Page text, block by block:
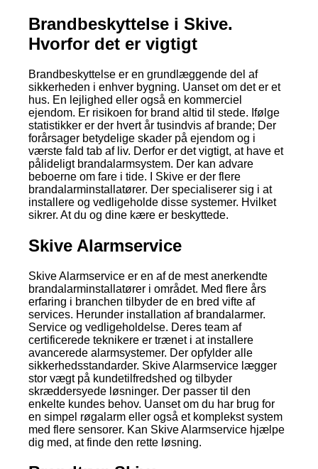
Brandbeskyttelse i Skive.
Hvorfor det er vigtigt
Brandbeskyttelse er en grundlæggende del af
sikkerheden i enhver bygning. Uanset om det er et
hus. En lejlighed eller også en kommerciel
ejendom. Er risikoen for brand altid til stede. Ifølge
statistikker er der hvert år tusindvis af brande; Der
forårsager betydelige skader på ejendom og i
værste fald tab af liv. Derfor er det vigtigt, at have et
pålideligt brandalarmsystem. Der kan advare
beboerne om fare i tide. I Skive er der flere
brandalarminstallatører. Der specialiserer sig i at
installere og vedligeholde disse systemer. Hvilket
sikrer. At du og dine kære er beskyttede.
Skive Alarmservice
Skive Alarmservice er en af de mest anerkendte
brandalarminstallatører i området. Med flere års
erfaring i branchen tilbyder de en bred vifte af
services. Herunder installation af brandalarmer.
Service og vedligeholdelse. Deres team af
certificerede teknikere er trænet i at installere
avancerede alarmsystemer. Der opfylder alle
sikkerhedsstandarder. Skive Alarmservice lægger
stor vægt på kundetilfredshed og tilbyder
skræddersyede løsninger. Der passer til den
enkelte kundes behov. Uanset om du har brug for
en simpel røgalarm eller også et komplekst system
med flere sensorer. Kan Skive Alarmservice hjælpe
dig med, at finde den rette løsning.